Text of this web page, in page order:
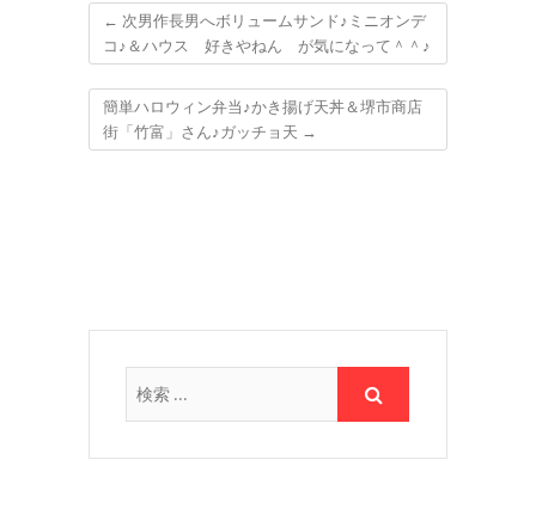
← 次男作長男へボリュームサンド♪ミニオンデ
コ♪＆ハウス 好きやねん が気になって＾＾♪
簡単ハロウィン弁当♪かき揚げ天丼＆堺市商店
街「竹富」さん♪ガッチョ天 →